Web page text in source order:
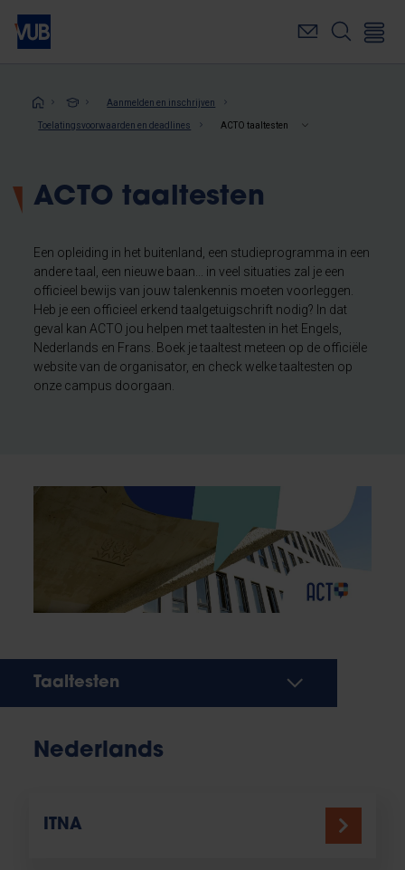
Overslaan
naar
inhoudKruimelpad
Aanmelden en inschrijven
Toelatingsvoorwaarden en deadlines ACTO taaltesten
ACTO taaltesten
Een opleiding in het buitenland, een studieprogramma in een
andere taal, een nieuwe baan... in veel situaties zal je een
officieel bewijs van jouw talenkennis moeten voorleggen.
Heb je een officieel erkend taalgetuigschrift nodig? In dat
geval kan ACTO jou helpen met taaltesten in het Engels,
Nederlands en Frans. Boek je taaltest meteen op de officiële
website van de organisator, en check welke taaltesten op
onze campus doorgaan.
Taaltesten
Nederlands
ITNA